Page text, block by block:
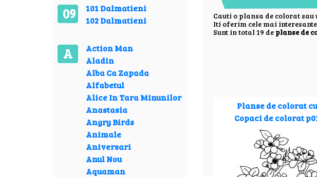
09
101 Dalmatieni
102 Dalmatieni
A
Action Man
Aladin
Alba Ca Zapada
Alfabetul
Alice In Tara Minunilor
Anastasia
Angry Birds
Animale
Aniversari
Anul Nou
Aquaman
Cauti o plansa de colorat sau
Iti oferim cele mai
Sunt in total 19 de planse de
Planse de colorat cu
Copaci de colorat